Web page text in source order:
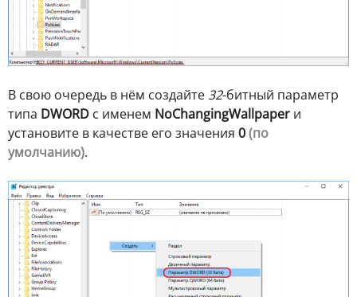
В свою очередь в нём создайте 32-битный параметр
типа DWORD с именем NoChangingWallpaper и
установите в качестве его значения 0(по
умолчанию).